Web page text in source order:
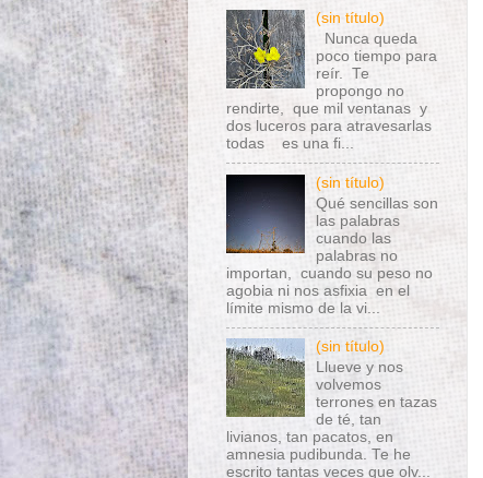
(sin título)
Nunca queda
poco tiempo para
reír. Te
propongo no
rendirte, que mil ventanas y
dos luceros para atravesarlas
todas es una fi...
(sin título)
Qué sencillas son
las palabras
cuando las
palabras no
importan, cuando su peso no
agobia ni nos asfixia en el
límite mismo de la vi...
(sin título)
Llueve y nos
volvemos
terrones en tazas
de té, tan
livianos, tan pacatos, en
amnesia pudibunda. Te he
escrito tantas veces que olv...